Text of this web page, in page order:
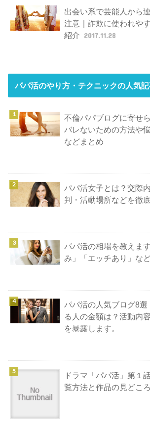
出会い系で芸能人から
注意｜詐欺に使われや
紹介 2017.11.28
パパ活のやり方・テクニックの人気
不倫パパブログに寄せ
バレないための方法や
などまとめ
パパ活女子とは？交際
判・活動場所などを徹
パパ活の相場を教えま
み」「エッチあり」な
パパ活の人気ブログ8選
る人の金額は？活動内
を暴露します。
ドラマ「パパ活」第１
覧方法と作品の見どこ